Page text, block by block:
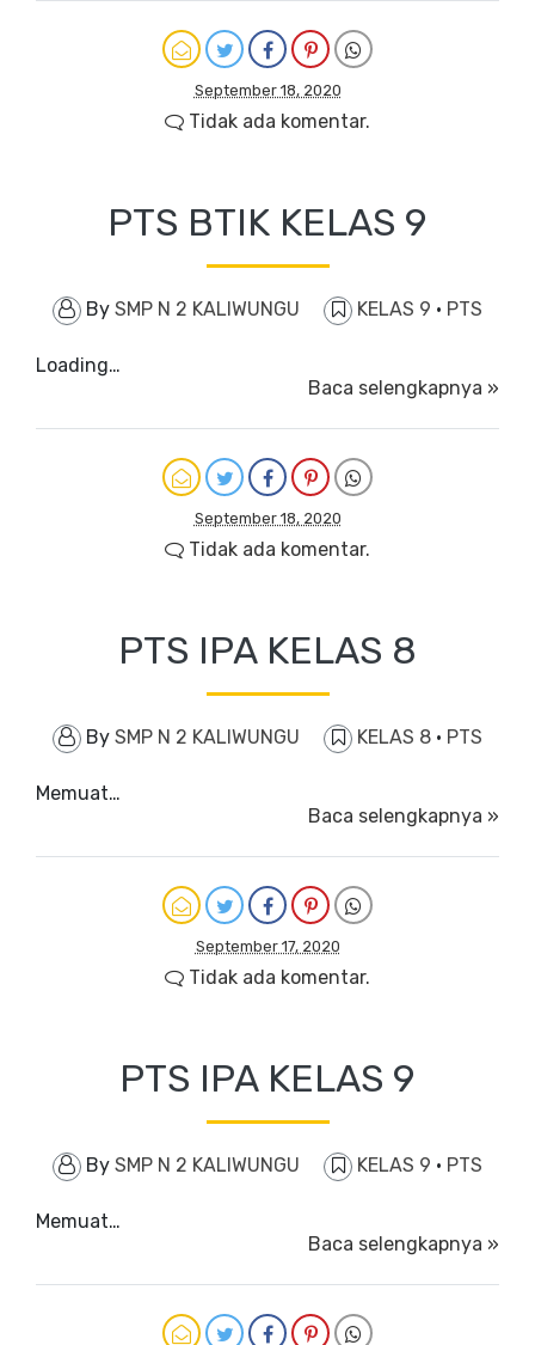
September 18, 2020
Tidak ada komentar.
PTS BTIK KELAS 9
By SMP N 2 KALIWUNGU KELAS 9 · PTS
Loading…
Baca selengkapnya »
September 18, 2020
Tidak ada komentar.
PTS IPA KELAS 8
By SMP N 2 KALIWUNGU KELAS 8 · PTS
Memuat…
Baca selengkapnya »
September 17, 2020
Tidak ada komentar.
PTS IPA KELAS 9
By SMP N 2 KALIWUNGU KELAS 9 · PTS
Memuat…
Baca selengkapnya »